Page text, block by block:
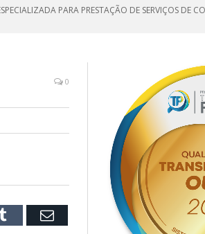
PARA PRESTAÇÃO DE SERVIÇOS DE
0
Tumblr Email